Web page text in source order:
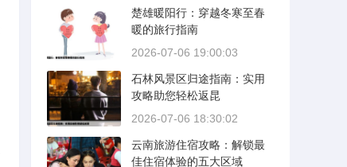
楚雄暖阳行：穿越冬寒至春
暖的旅行指南
2026-07-06 19:00:03
石林风景区归途指南：实用
攻略助您轻松返昆
2026-07-06 18:30:02
云南旅游住宿攻略：解锁最
佳住宿体验的五大区域